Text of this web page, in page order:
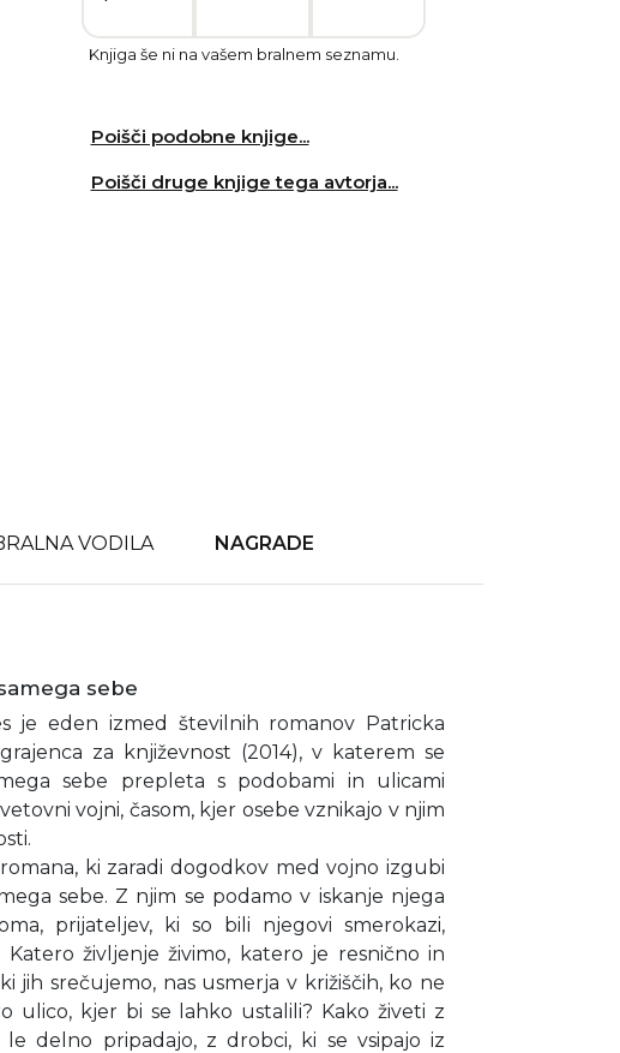
Knjiga še ni na vašem bralnem seznamu.
Poišči podobne knjige...
Poišči druge knjige tega avtorja...
VODILA NAGRADE
sebe
je eden izmed številnih romanov Patricka
za književnost (2014), v katerem se
sebe prepleta s podobami in ulicami
vojni, časom, kjer osebe vznikajo v njim
ki zaradi dogodkov med vojno izgubi
sebe. Z njim se podamo v iskanje njega
prijateljev, ki so bili njegovi smerokazi,
Katero življenje živimo, katero je resnično in
jih srečujemo, nas usmerja v križiščih, ko ne
ulico, kjer bi se lahko ustalili? Kako živeti z
delno pripadajo, z drobci, ki se vsipajo iz